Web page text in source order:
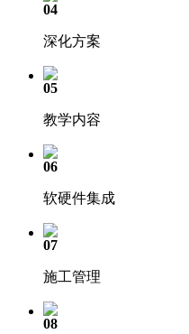
04
深化方案
05
教学内容
06
软硬件集成
07
施工管理
08